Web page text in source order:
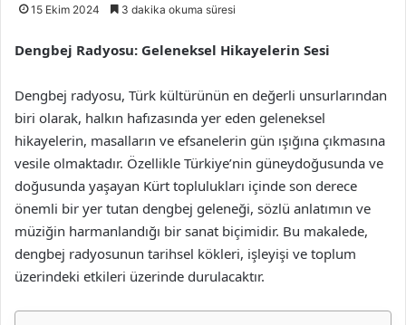
15 Ekim 2024 3 dakika okuma süresi
Dengbej Radyosu: Geleneksel Hikayelerin Sesi
Dengbej radyosu, Türk kültürünün en değerli unsurlarından
biri olarak, halkın hafızasında yer eden geleneksel
hikayelerin, masalların ve efsanelerin gün ışığına çıkmasına
vesile olmaktadır. Özellikle Türkiye’nin güneydoğusunda ve
doğusunda yaşayan Kürt toplulukları içinde son derece
önemli bir yer tutan dengbej geleneği, sözlü anlatımın ve
müziğin harmanlandığı bir sanat biçimidir. Bu makalede,
dengbej radyosunun tarihsel kökleri, işleyişi ve toplum
üzerindeki etkileri üzerinde durulacaktır.